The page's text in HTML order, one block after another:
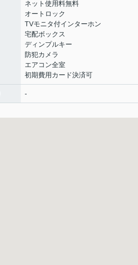
ネット使用料無料
オートロック
TVモニタ付インターホン
宅配ボックス
ディンプルキー
防犯カメラ
エアコン全室
初期費用カード決済可
-